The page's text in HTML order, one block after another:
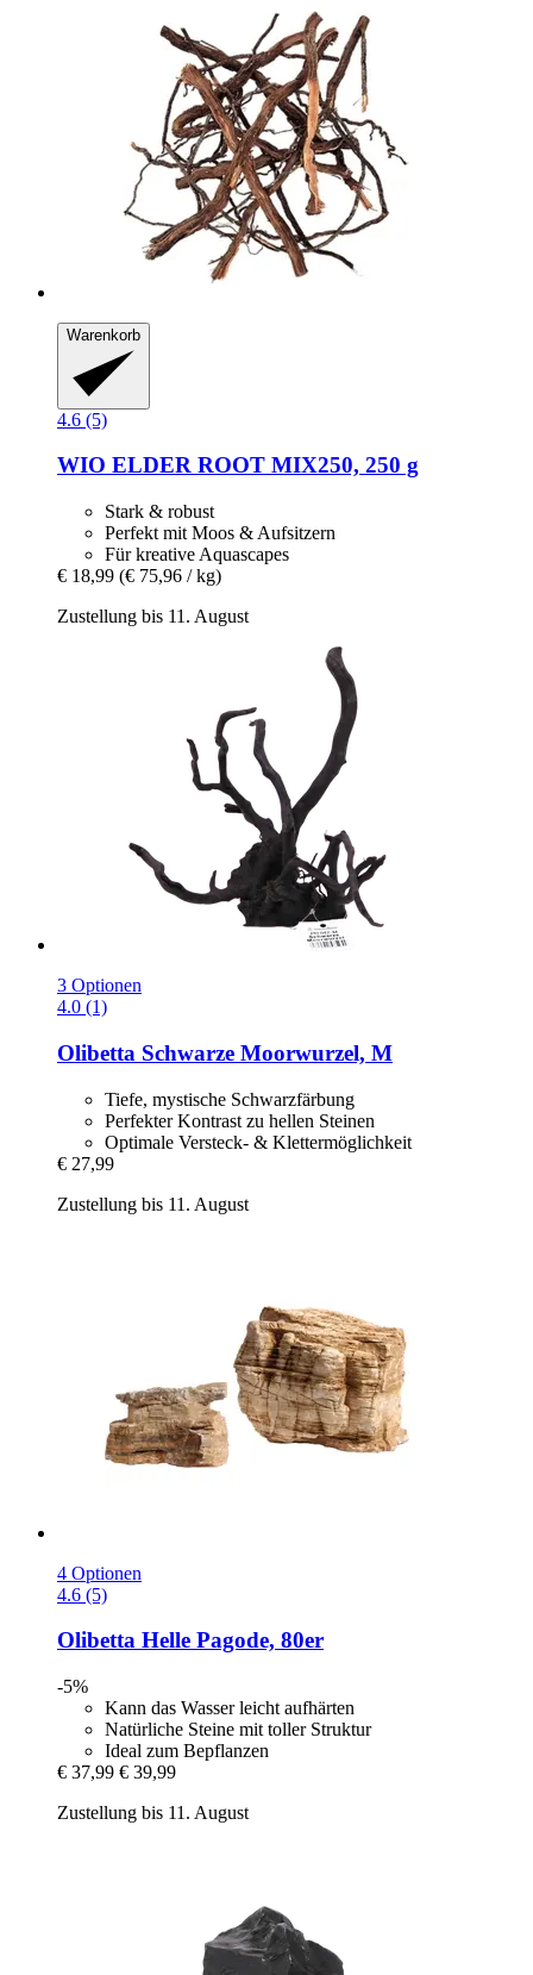
Warenkorb
4.6 (5)
WIO ELDER ROOT MIX250, 250 g
Stark & robust
Perfekt mit Moos & Aufsitzern
Für kreative Aquascapes
€ 18,99 (€ 75,96 / kg)
Zustellung bis 11. August
3 Optionen
4.0 (1)
Olibetta Schwarze Moorwurzel, M
Tiefe, mystische Schwarzfärbung
Perfekter Kontrast zu hellen Steinen
Optimale Versteck- & Klettermöglichkeit
€ 27,99
Zustellung bis 11. August
4 Optionen
4.6 (5)
Olibetta Helle Pagode, 80er
-5%
Kann das Wasser leicht aufhärten
Natürliche Steine mit toller Struktur
Ideal zum Bepflanzen
€ 37,99 € 39,99
Zustellung bis 11. August